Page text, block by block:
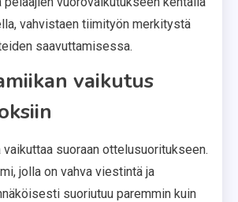
vahvistaen tiimityön merkitystä
saavuttamisessa.
vaikutus
suoraan ottelusuoritukseen.
jolla on vahva viestintä ja
suoriutuu paremmin kuin